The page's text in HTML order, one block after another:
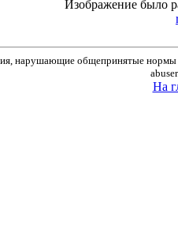
Изображение было
нарушающие общепринятые нормы
На